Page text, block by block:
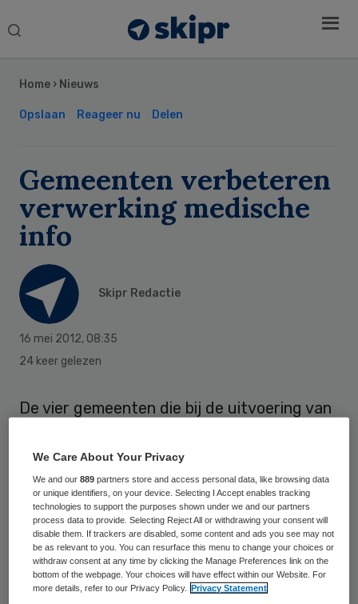
Search
Home › Nieuws
Opslaan Reageer nu Delen
Gemeenten verbeteren
verwerking medische
info
Skipr Redactie
16 mei 2012, 08:35
24 keer gelezen
De vier gemeenten die bij de uitvoering van
persoonsgegevens overtraden, hebben hun
werkwijze conform de wet aangepast. Dat
meldt het College Bescherming
Persoonsgegevens (CBP).
Het CBP deed in april 2011 onderzoek bij de
gemeenten Heerlen, Hellendoorn, Hengelo
Sidebar
We Care About Your Privacy
We and our889 partners store and access personal data, like browsing data
or unique identifiers, on your device. Selecting I Accept enables tracking
technologies to support the purposes shown under we and our partners
process data to provide. Selecting Reject All or withdrawing your consent will
disable them. If trackers are disabled, some content and ads you see may not
be as relevant to you. You can resurface this menu to change your choices or
withdraw consent at any time by clicking the Manage Preferences link on the
bottom of the webpage. Your choices will have effect within our Website. For
more details, refer to our Privacy Policy.
Privacy Statement